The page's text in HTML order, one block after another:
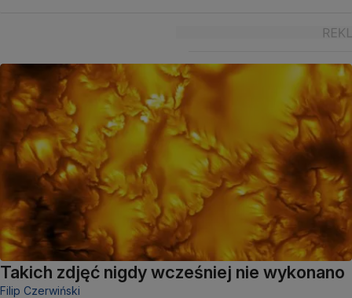
Takich zdjęć nigdy wcześniej nie wykonano
Filip Czerwiński